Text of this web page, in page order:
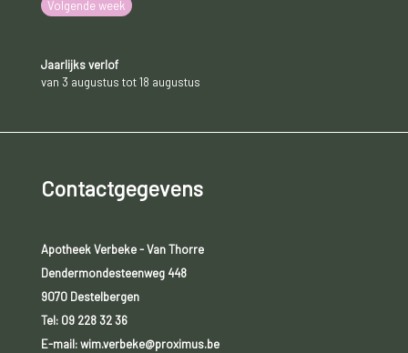
sommige gevallen zal de arts medicatie voorschrijven.
Volgende week
Jaarlijks verlof
van 3 augustus tot 18 augustus
Contactgegevens
Apotheek Verbeke - Van Thorre
Dendermondesteenweg 448
9070 Destelbergen
Tel: 09 228 32 36
E-mail: wim.verbeke@proximus.be